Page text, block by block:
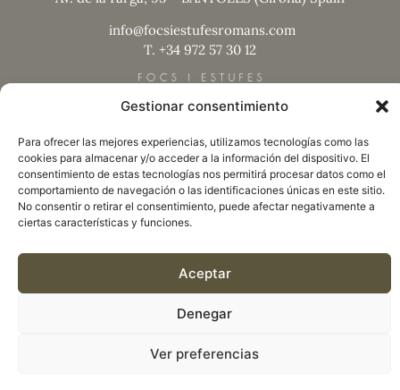
Gestionar consentimiento
Para ofrecer las mejores experiencias, utilizamos tecnologías como las
cookies para almacenar y/o acceder a la información del dispositivo. El
consentimiento de estas tecnologías nos permitirá procesar datos como el
comportamiento de navegación o las identificaciones únicas en este sitio.
No consentir o retirar el consentimiento, puede afectar negativamente a
ciertas características y funciones.
Aceptar
Denegar
Ver preferencias
info@focsiestufesromans.com
T. +34 972 57 30 12
Nota legal
Política de privacitat
Termes i condicions
Política de cookies